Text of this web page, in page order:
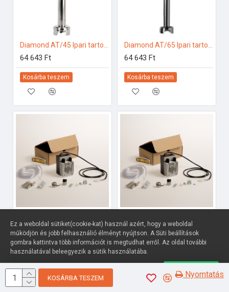
KOSÁRBA TESZEM Nyomtatás
Diamond AT/45 Ipari tartozékok
64 643 Ft
Kosárba teszem
Diamond AT/65 Ipari tartozékok
64 643 Ft
Kosárba teszem
115 189 Ft
Kosárba teszem
145 161 Ft
Kosárba teszem
Ez a weboldal sütiket(cookie-kat) használ azért, hogy a weboldal
működjön és jobb felhasználió élményt nyújtson. A Süti beállítások
gombra kattintva több információt is megtudhat erről. Az oldal további
használatával beleegyezik a sütik használatába.
Süti beállítások Elfogadom